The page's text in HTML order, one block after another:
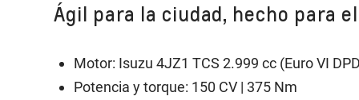
Ágil para la ciudad, hecho para
Motor: Isuzu 4JZ1 TCS 2.999 cc (Euro VI
Potencia y torque: 150 CV | 375 Nm ​